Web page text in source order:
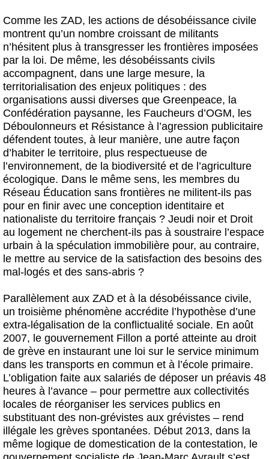
Comme les ZAD, les actions de désobéissance civile
montrent qu’un nombre croissant de militants
n’hésitent plus à transgresser les frontières imposées
par la loi. De même, les désobéissants civils
accompagnent, dans une large mesure, la
territorialisation des enjeux politiques : des
organisations aussi diverses que Greenpeace, la
Confédération paysanne, les Faucheurs d’OGM, les
Déboulonneurs et Résistance à l’agression publicitaire
défendent toutes, à leur manière, une autre façon
d’habiter le territoire, plus respectueuse de
l’environnement, de la biodiversité et de l’agriculture
écologique. Dans le même sens, les membres du
Réseau Éducation sans frontières ne militent-ils pas
pour en finir avec une conception identitaire et
nationaliste du territoire français ? Jeudi noir et Droit
au logement ne cherchent-ils pas à soustraire l’espace
urbain à la spéculation immobilière pour, au contraire,
le mettre au service de la satisfaction des besoins des
mal-logés et des sans-abris ?
Parallèlement aux ZAD et à la désobéissance civile,
un troisième phénomène accrédite l’hypothèse d’une
extra-légalisation de la conflictualité sociale. En août
2007, le gouvernement Fillon a porté atteinte au droit
de grève en instaurant une loi sur le service minimum
dans les transports en commun et à l’école primaire.
L’obligation faite aux salariés de déposer un préavis 48
heures à l’avance – pour permettre aux collectivités
locales de réorganiser les services publics en
substituant des non-grévistes aux grévistes – rend
illégale les grèves spontanées. Début 2013, dans la
même logique de domestication de la contestation, le